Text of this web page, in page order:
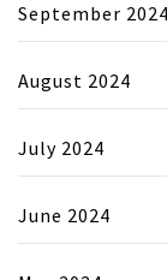
September 2024
August 2024
July 2024
June 2024